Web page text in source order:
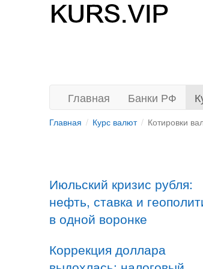
Главная Банки РФ
Главная Курс валют Котировки
Июльский кризис рубля:
нефть, ставка и
в одной воронке
Коррекция доллара